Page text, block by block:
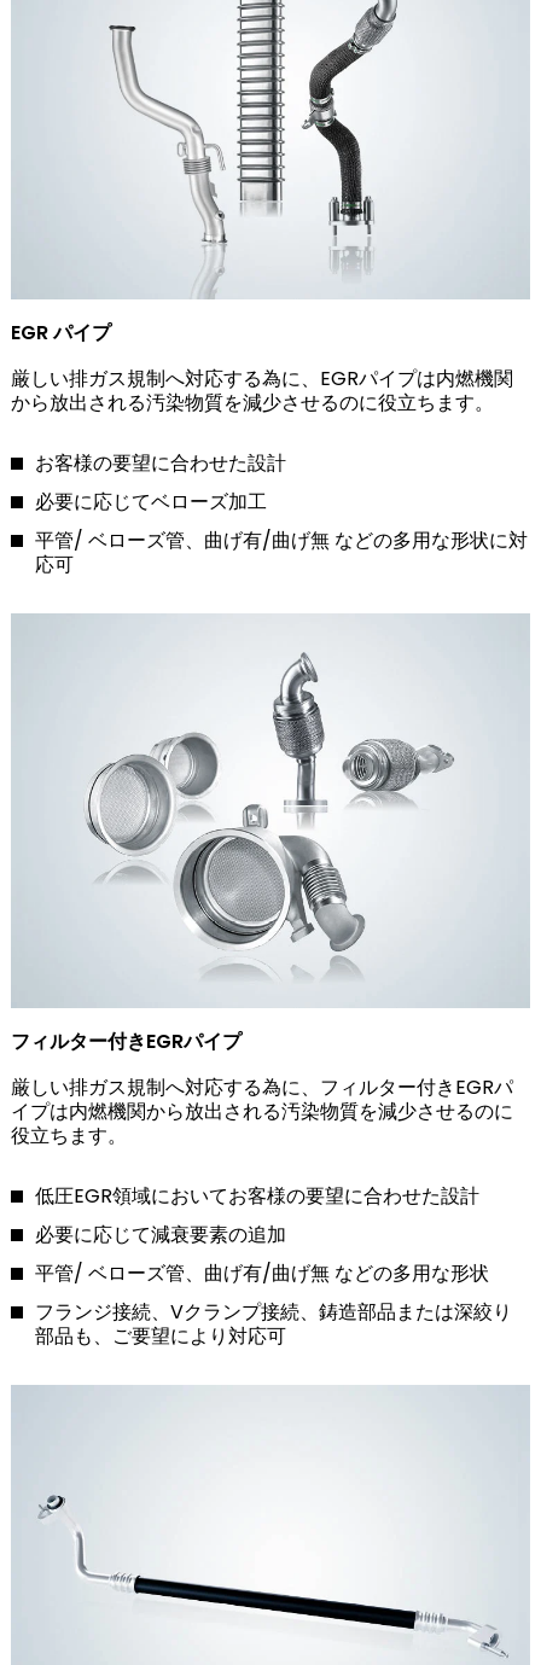
EGR パイプ
厳しい排ガス規制へ対応する為に、EGRパイプは内燃機関
から放出される汚染物質を減少させるのに役立ちます。
お客様の要望に合わせた設計
必要に応じてベローズ加工
平管/ ベローズ管、曲げ有/曲げ無 などの多用な形状に対
応可
フィルター付きEGRパイプ
厳しい排ガス規制へ対応する為に、フィルター付きEGRパ
イプは内燃機関から放出される汚染物質を減少させるのに
役立ちます。
低圧EGR領域においてお客様の要望に合わせた設計
必要に応じて減衰要素の追加
平管/ ベローズ管、曲げ有/曲げ無 などの多用な形状
フランジ接続、Vクランプ接続、鋳造部品または深絞り
部品も、ご要望により対応可